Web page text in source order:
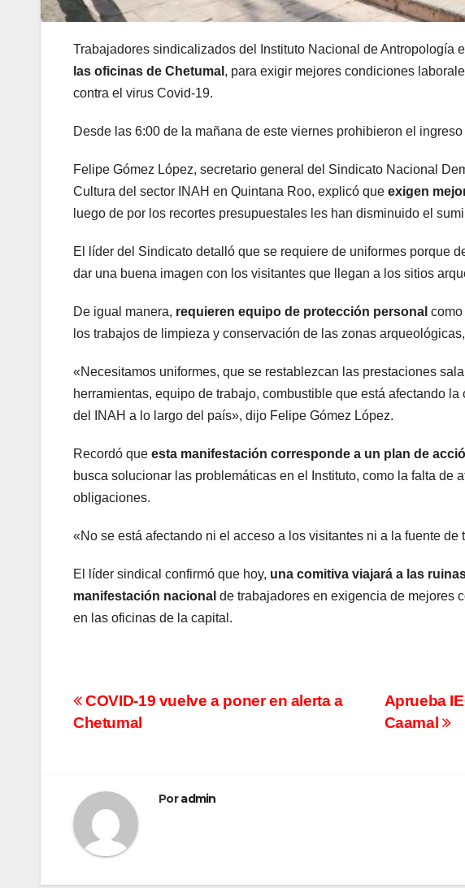
Trabajadores sindicalizados del Instituto Nacional de Antropología
las oficinas de Chetumal , para exigir mejores condiciones
contra el virus Covid-19.
Desde las 6:00 de la mañana de este viernes prohibieron el
Felipe Gómez López, secretario general del Sindicato Nacional
Cultura del sector INAH en Quintana Roo, explicó que exigen
luego de por los recortes presupuestales les han disminuido el
El líder del Sindicato detalló que se requiere de uniformes porque
dar una buena imagen con los visitantes que llegan a los sitios
De igual manera, requieren equipo de protección personal
los trabajos de limpieza y conservación de las zonas
«Necesitamos uniformes, que se restablezcan las prestaciones
herramientas, equipo de trabajo, combustible que está afectando
del INAH a lo largo del país», dijo Felipe Gómez López.
Recordó que esta manifestación corresponde a un plan de
busca solucionar las problemáticas en el Instituto, como la falta de
obligaciones.
«No se está afectando ni el acceso a los visitantes ni a la fuente
El líder sindical confirmó que hoy, una comitiva viajará a las
manifestación nacional de trabajadores en exigencia de mejores
en las oficinas de la capital.
Navegación
Aprueba
Caamal
COVID-19 vuelve a poner en alerta a
Chetumal
Poradmin